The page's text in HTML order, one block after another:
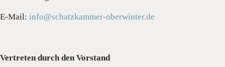
E-Mail: info@schatzkammer-oberwinter.de
Vertreten durch den Vorstand